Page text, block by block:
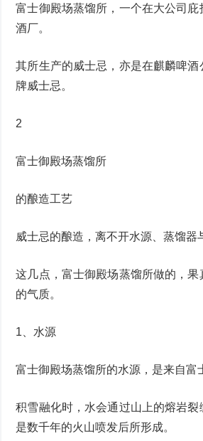
富士御殿场蒸馏所，一个在大公司
酒厂。
其所生产的威士忌，亦是在麒麟啤
牌威士忌。
2
富士御殿场蒸馏所
的酿造工艺
威士忌的酿造，离不开水源、蒸馏器
这几点，富士御殿场蒸馏所做的，
的气质。
1、水源
富士御殿场蒸馏所的水源，是来自富
积雪融化时，水会通过山上的熔岩裂
是数千年的火山喷发后所形成。